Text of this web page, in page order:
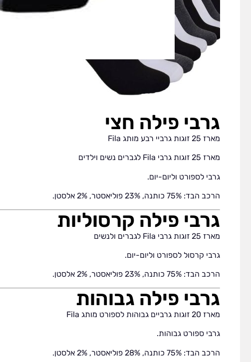
גרבי פילה חצי
מארז 25 זוגות גרביי רבע מותג Fila
מארז 25 זוגות גרבי Fila לגברים נשים וילדים
גרבי לספורט וליום-יום.
הרכב הבד: 75% כותנה, 23% פוליאסטר, 2% אלסטן.
גרבי פילה קרסוליות
מארז 25 זוגות גרבי Fila לגברים ולנשים
גרבי קרסול לספורט וליום-יום.
הרכב הבד: 75% כותנה, 23% פוליאסטר, 2% אלסטן.
גרבי פילה גבוהות
מארז 20 זוגות גרביים גבוהות לספורט מותג Fila
גרבי ספורט גבוהות.
הרכב הבד: 75% כותנה, 28% פוליאסטר, 2% אלסטן.